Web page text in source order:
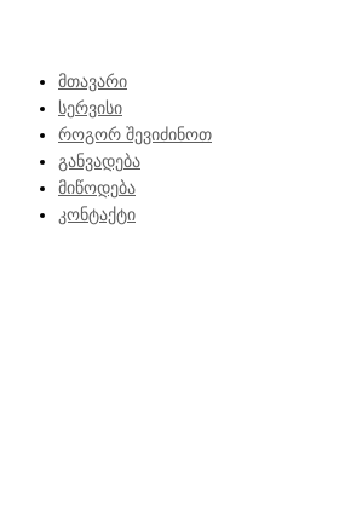
მთავარი
სერვისი
როგორ შევიძინოთ
განვადება
მიწოდება
კონტაქტი